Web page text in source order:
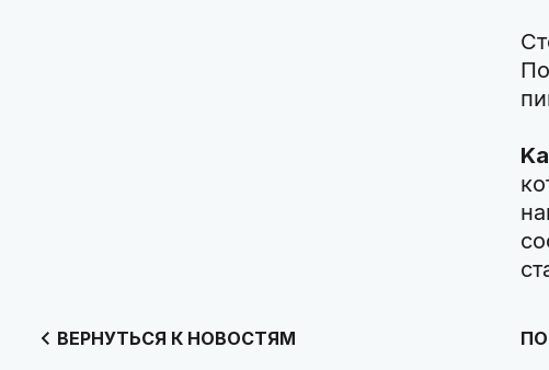
ВЕРНУТЬСЯ К НОВОСТЯМ